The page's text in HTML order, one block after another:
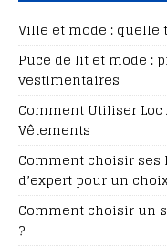
Ville et mode :
Puce de lit et mode :
vestimentaires
Comment Utiliser
Vêtements
Comment choisir ses
d’expert pour un
Comment choisir un
?